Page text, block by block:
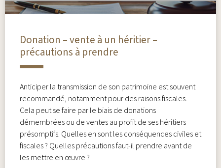
Donation – vente à un héritier –
précautions à prendre
Anticiper la transmission de son patrimoine est souvent
recommandé, notamment pour des raisons fiscales.
Cela peut se faire par le biais de donations
démembrées ou de ventes au profit de ses héritiers
présomptifs. Quelles en sont les conséquences civiles et
fiscales ? Quelles précautions faut-il prendre avant de
les mettre en œuvre ?